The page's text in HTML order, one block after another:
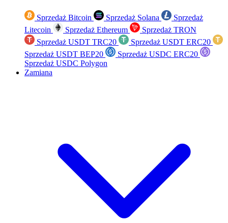
Sprzedaż Bitcoin Sprzedaż Solana
Sprzedaż
Litecoin
Sprzedaż Ethereum
Sprzedaż TRON
Sprzedaż USDT TRC20
Sprzedaż USDT ERC20
Sprzedaż USDT BEP20
Sprzedaż USDC ERC20
Sprzedaż USDC Polygon
Zamiana